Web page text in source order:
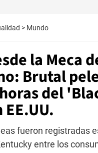
> Mundo
la Meca
Brutal
del
fueron registradas
entre los